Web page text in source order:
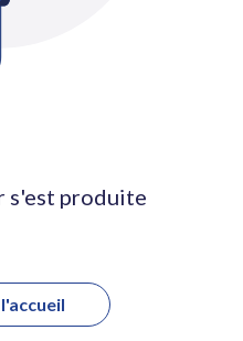
s'est produite